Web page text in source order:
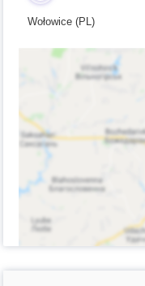
Wołowice (PL)